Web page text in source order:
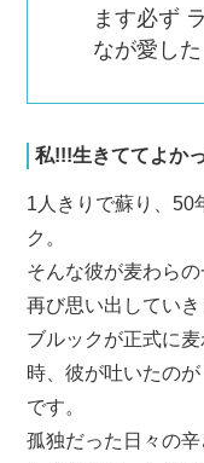
ます必ず
なが愛し
私!!!生きててよか
1人きりで蘇り、50
ク。
そんな彼が麦わら
再び思い出していき
ブルックが正式に
時、彼が吐いたの
です。
孤独だった日々の